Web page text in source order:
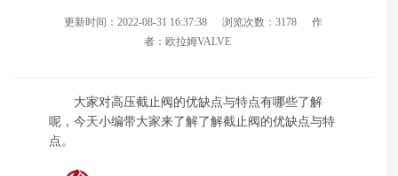
更新时间：2022-08-31 16:37:38 浏览次数：3178
作
者：欧拉姆VALVE
大家对高压截止阀的优缺点与特点有哪些了解
呢，今天小编带大家来了解了解截止阀的优缺点与特
点。